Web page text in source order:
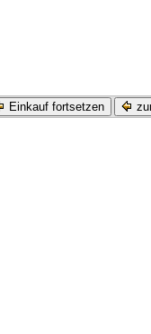
Einkauf fortsetzen